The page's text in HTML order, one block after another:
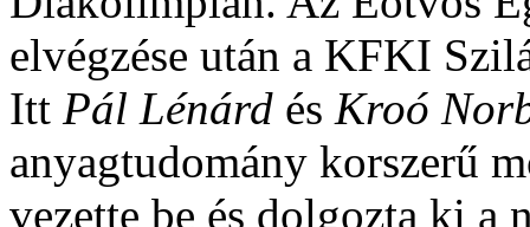
elvégzése után a KFKI
Itt Pál Lénárd és Kroó
anyagtudomány korszerű
vezette be és dolgozta ki a